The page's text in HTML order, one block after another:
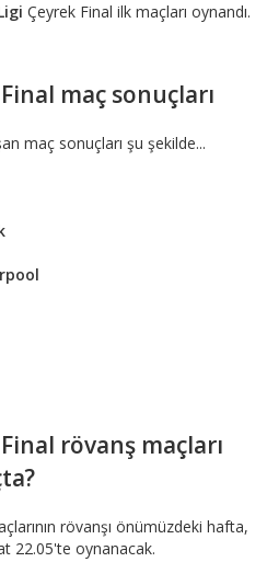
Çeyrek Final ilk maçları oynandı.
maç sonuçları
maç sonuçları şu şekilde...
rövanş maçları
rövanşı önümüzdeki hafta,
22.05'te oynanacak.